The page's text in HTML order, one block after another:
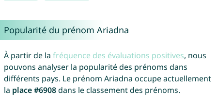
Popularité du prénom Ariadna
À partir de la fréquence des évaluations positives, nous
pouvons analyser la popularité des prénoms dans
différents pays. Le prénom Ariadna occupe actuellement
la place #6908dans le classement des prénoms.